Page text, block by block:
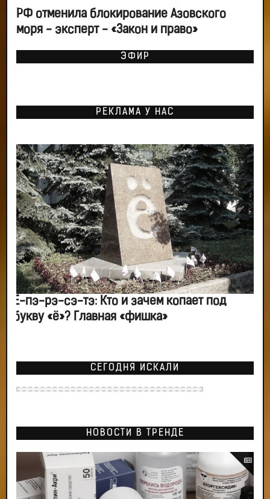
РФ отменила блокирование Азовского
моря - эксперт - «Закон и право»
ЭФИР
РЕКЛАМА У НАС
Ё-пэ-рэ-сэ-тэ: Кто и зачем копает под
букву «ё»? Главная «фишка»
СЕГОДНЯ ИСКАЛИ
НОВОСТИ В ТРЕНДЕ